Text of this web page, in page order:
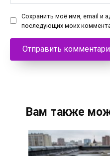
Сохранить моё имя, email и
последующих моих
Вам также